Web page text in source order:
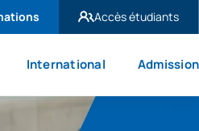
Accès étudiants
UAX Mare Nostrum
International Admission